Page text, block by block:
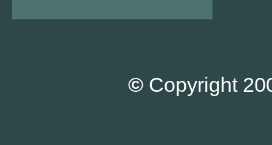
© Copyright